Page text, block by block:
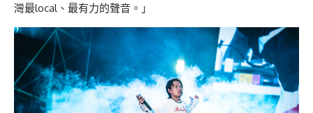
灣最local、最有力的聲音。」